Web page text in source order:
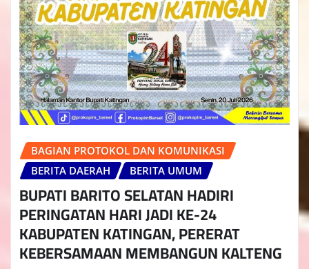
BAGIAN PROTOKOL DAN KOMUNIKASI
BERITA DAERAH
BERITA UMUM
BUPATI BARITO SELATAN HADIRI
PERINGATAN HARI JADI KE-24
KABUPATEN KATINGAN, PERERAT
KEBERSAMAAN MEMBANGUN KALTENG